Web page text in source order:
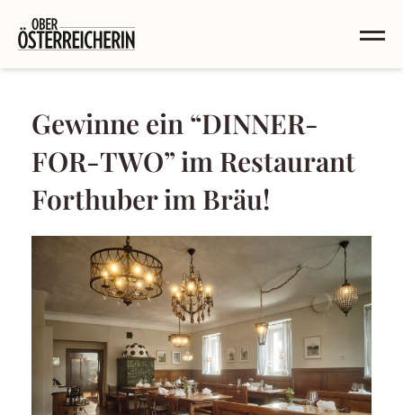
Gewinne ein “DINNER-
FOR-TWO” im Restaurant
Forthuber im Bräu!